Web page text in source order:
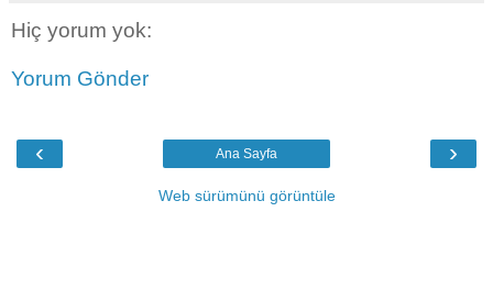
Hiç yorum yok:
Yorum Gönder
‹ ›
Ana Sayfa
Web sürümünü görüntüle